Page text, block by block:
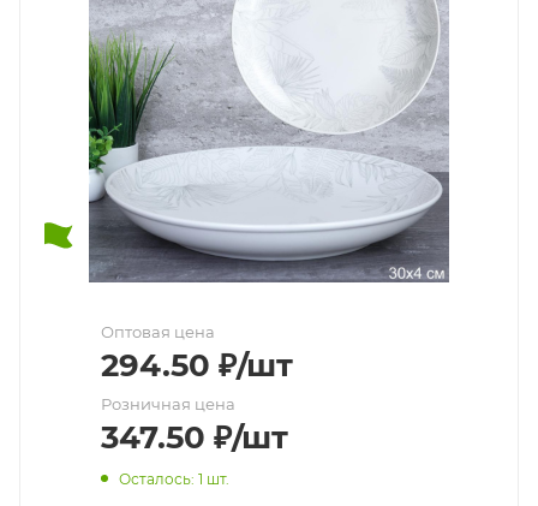
Оптовая цена
294.50 ₽/шт
Розничная цена
347.50 ₽/шт
Осталось: 1 шт.